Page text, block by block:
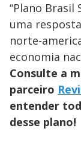
“Plano Brasil
uma
norte-
economia
Consulte a
parceiro
entender
desse plano!